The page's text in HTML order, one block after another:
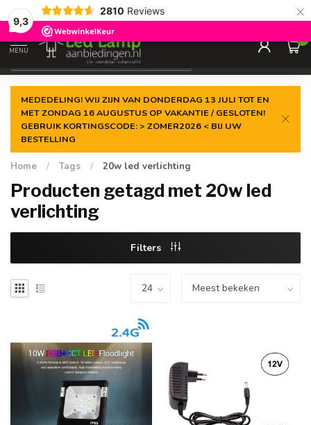
9,3
2810 Reviews ×
Gegarandeerde delaagste prijs
MENU
0
MEDEDELING! WIJ ZIJN VAN DONDERDAG 13 JULI TOT EN
MET ZONDAG 16 AUGUSTUS OP VAKANTIE / GESLOTEN!
GEBRUIK KORTINGSCODE: > ZOMER2026 < BIJ UW
BESTELLING
Home / Tags / 20w led verlichting
Producten getagd met 20w led
verlichting
Filters